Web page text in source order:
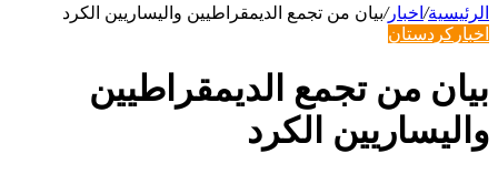
الرئيسية/ اخبار/بيان من تجمع الديمقراطيين واليساريين الكرد
اخبار كردستان
بيان من تجمع الديمقراطيين
واليساريين الكرد